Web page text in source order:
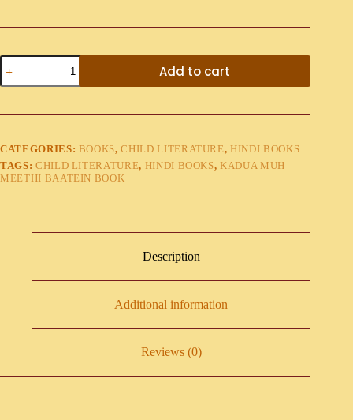
Add to cart
CATEGORIES: BOOKS,CHILD LITERATURE,HINDI BOOKS
TAGS: CHILD LITERATURE, HINDI BOOKS,KADUA MUH
MEETHI BAATEIN BOOK
Description
Additional information
Reviews (0)